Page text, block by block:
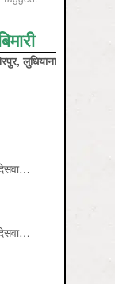
लुधियाना